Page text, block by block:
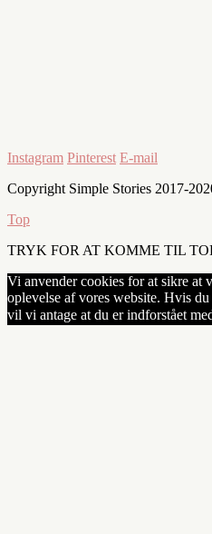
Instagram Pinterest E-mail
Copyright Simple Stories 2017-
Top
TRYK FOR AT KOMME TIL
Vi anvender cookies for at sikre at
oplevelse af vores website. Hvis
vil vi antage at du er indforstået